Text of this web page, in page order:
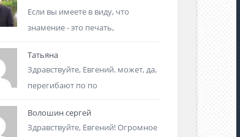
Если вы имеете в виду, что
знамение - это печать,
Татьяна
Здравствуйте, Евгений. может, да,
перегибают по по
Волошин сергей
Здравствуйте, Евгений! Огромное